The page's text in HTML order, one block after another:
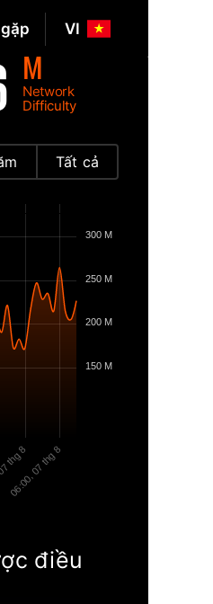
VI
M
Network
Difficulty
Tất cả
8
06:00, 07 thg 8
150 M
200 M
250 M
300 M
điều